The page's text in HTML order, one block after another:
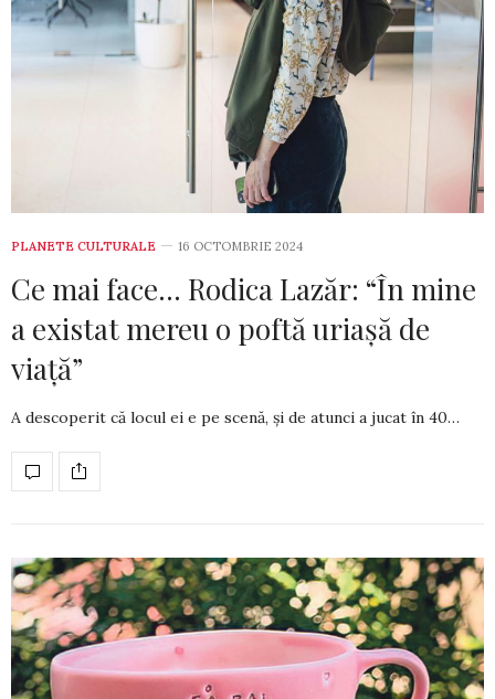
PLANETE CULTURALE 16 OCTOMBRIE 2024
Ce mai face… Rodica Lazăr: “În mine
a existat mereu o poftă uriașă de
viață”
A descoperit că locul ei e pe scenă, și de atunci a jucat în 40…